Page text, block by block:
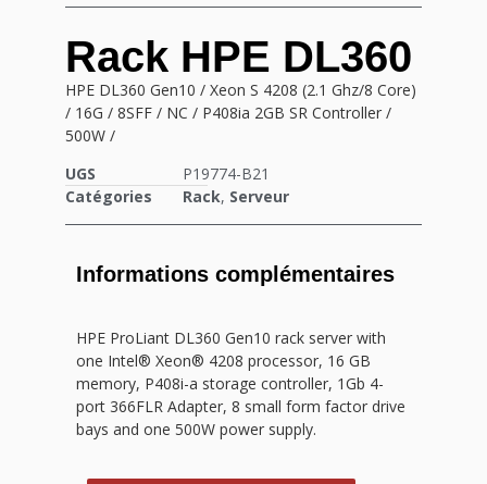
Rack HPE DL360
HPE DL360 Gen10 / Xeon S 4208 (2.1 Ghz/8 Core)
/ 16G / 8SFF / NC / P408ia 2GB SR Controller /
500W /
UGS
P19774-B21
Catégories
Rack, Serveur
Informations complémentaires
HPE ProLiant DL360 Gen10 rack server with
one Intel® Xeon® 4208 processor, 16 GB
memory, P408i-a storage controller, 1Gb 4-
port 366FLR Adapter, 8 small form factor drive
bays and one 500W power supply.